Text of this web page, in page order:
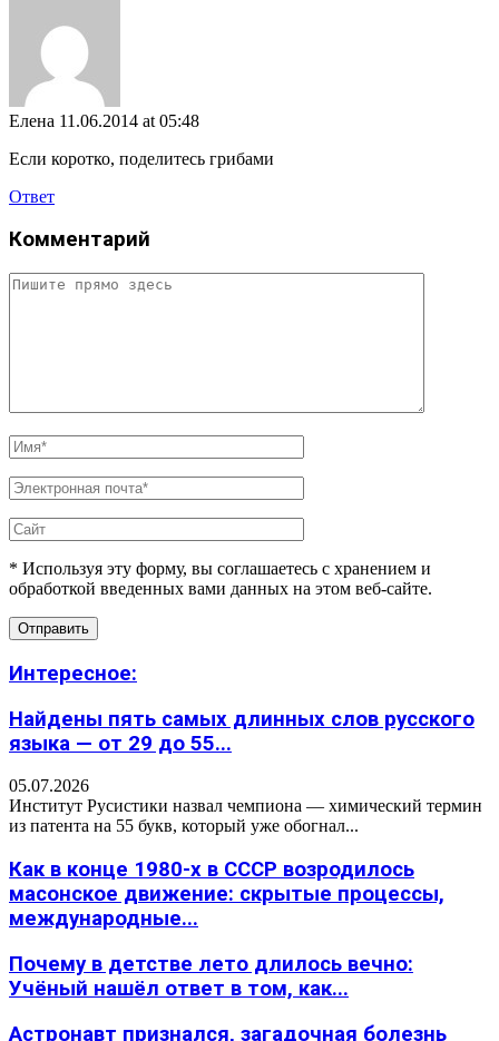
Елена 11.06.2014 at 05:48
Если коротко, поделитесь грибами
Ответ
Комментарий
* Используя эту форму, вы соглашаетесь с хранением и
обработкой введенных вами данных на этом веб-сайте.
Интересное:
Найдены пять самых длинных слов русского
языка — от 29 до 55...
05.07.2026
Институт Русистики назвал чемпиона — химический термин
из патента на 55 букв, который уже обогнал...
Как в конце 1980-х в СССР возродилось
масонское движение: скрытые процессы,
международные...
Почему в детстве лето длилось вечно:
Учёный нашёл ответ в том, как...
Астронавт признался, загадочная болезнь